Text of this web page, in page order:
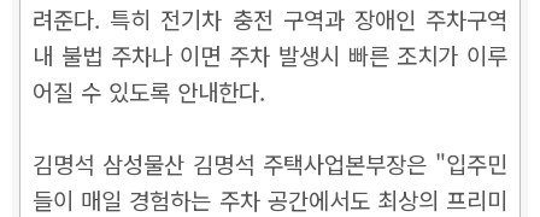
려준다. 특히 전기차 충전 구역과 장애인 주차구역
내 불법 주차나 이면 주차 발생시 빠른 조치가 이루
어질 수 있도록 안내한다.
김명석 삼성물산 김명석 주택사업본부장은 "입주민
들이 매일 경험하는 주차 공간에서도 최상의 프리미